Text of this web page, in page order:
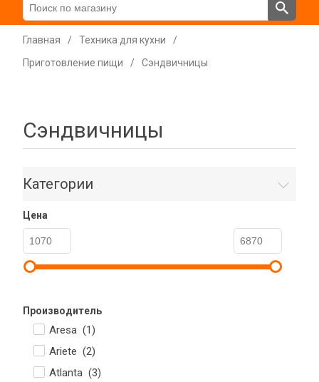
Главная / Техника для кухни
/
Приготовление пищи
/ Сэндвичницы
Сэндвичницы
Категории
Цена
Производитель
Aresa (1)
Ariete (2)
Atlanta (3)